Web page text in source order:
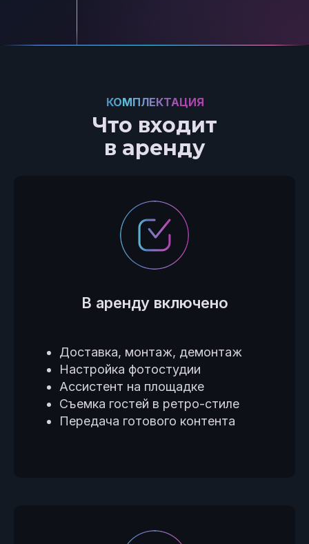
Что входит
в аренду
КОМПЛЕКТАЦИЯ
В аренду включено
Доставка, монтаж, демонтаж
Настройка фотостудии
Ассистент на площадке
Съемка гостей в ретро-стиле
Передача готового контента